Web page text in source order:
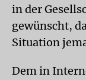
in der
gewünscht,
Situation
Dem in